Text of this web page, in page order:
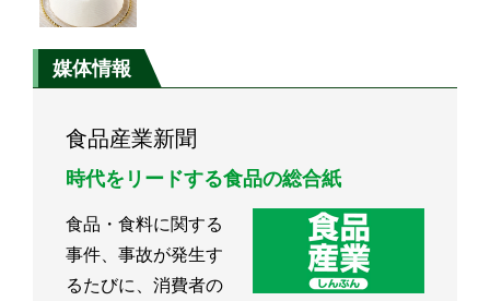
媒体情報
食品産業新聞
時代をリードする食品の総合紙
食品・食料に関する
事件、事故が発生す
るたびに、消費者の